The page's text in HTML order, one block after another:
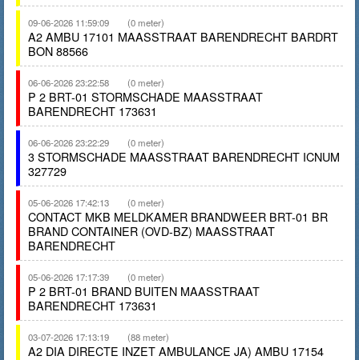
09-06-2026 11:59:09 (0 meter)
A2 AMBU 17101 MAASSTRAAT BARENDRECHT BARDRT
BON 88566
06-06-2026 23:22:58 (0 meter)
P 2 BRT-01 STORMSCHADE MAASSTRAAT
BARENDRECHT 173631
06-06-2026 23:22:29 (0 meter)
3 STORMSCHADE MAASSTRAAT BARENDRECHT ICNUM
327729
05-06-2026 17:42:13 (0 meter)
CONTACT MKB MELDKAMER BRANDWEER BRT-01 BR
BRAND CONTAINER (OVD-BZ) MAASSTRAAT
BARENDRECHT
05-06-2026 17:17:39 (0 meter)
P 2 BRT-01 BRAND BUITEN MAASSTRAAT
BARENDRECHT 173631
03-07-2026 17:13:19 (88 meter)
A2 DIA DIRECTE INZET AMBULANCE JA) AMBU 17154